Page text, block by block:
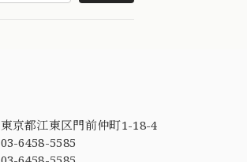
東京都江東区門前仲町1-18-4
03-6458-5585